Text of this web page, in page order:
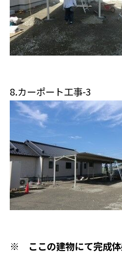
8.カーポート工事-3
※
ここの建物にて完成